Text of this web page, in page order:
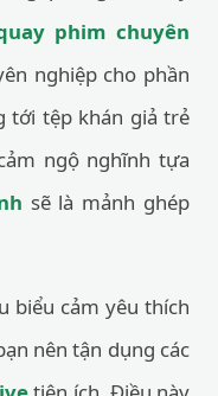
phim chuyên
nghiệp cho phần
tới tệp khán giả trẻ
ngộ nghĩnh tựa
sẽ là mảnh ghép
biểu cảm yêu thích
nên tận dụng các